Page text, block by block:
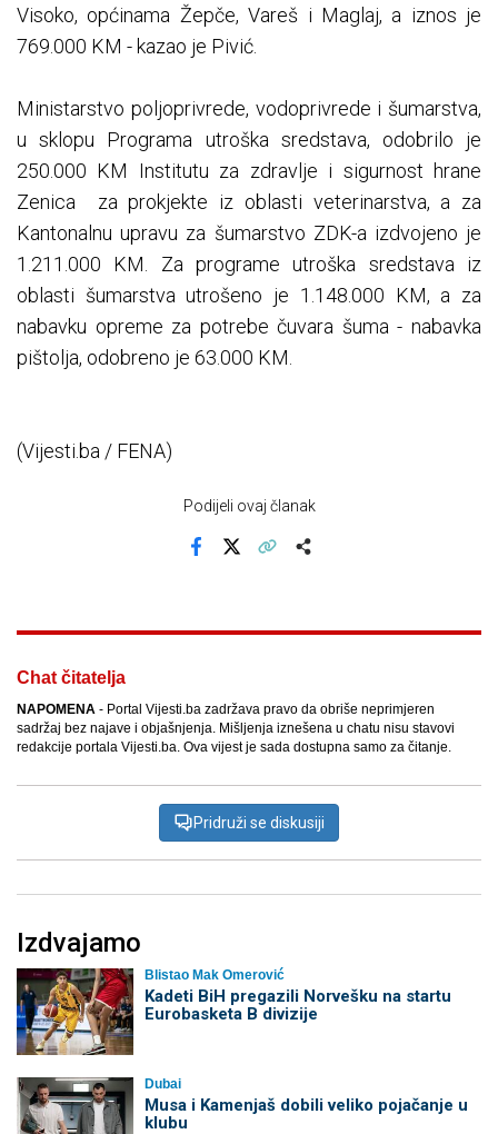
Visoko, općinama Žepče, Vareš i Maglaj, a iznos je
769.000 KM - kazao je Pivić.
Ministarstvo poljoprivrede, vodoprivrede i šumarstva,
u sklopu Programa utroška sredstava, odobrilo je
250.000 KM Institutu za zdravlje i sigurnost hrane
Zenica za prokjekte iz oblasti veterinarstva, a za
Kantonalnu upravu za šumarstvo ZDK-a izdvojeno je
1.211.000 KM. Za programe utroška sredstava iz
oblasti šumarstva utrošeno je 1.148.000 KM, a za
nabavku opreme za potrebe čuvara šuma - nabavka
pištolja, odobreno je 63.000 KM.
(Vijesti.ba / FENA)
Podijeli ovaj članak
Chat čitatelja
NAPOMENA - Portal Vijesti.ba zadržava pravo da obriše neprimjeren
sadržaj bez najave i objašnjenja. Mišljenja iznešena u chatu nisu stavovi
redakcije portala Vijesti.ba. Ova vijest je sada dostupna samo za čitanje.
Pridruži se diskusiji
Izdvajamo
Blistao Mak Omerović
Kadeti BiH pregazili Norvešku na startu
Eurobasketa B divizije
Dubai
Musa i Kamenjaš dobili veliko pojačanje u
klubu